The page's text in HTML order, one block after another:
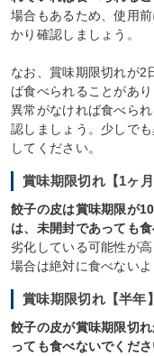
場合もあるため、使用
かり確認しましょう。
なお、賞味期限切れが2
ば食べられることがあ
異常がなければ食べら
認しましょう。少しで
してください。
賞味期限切れ【1ヶ
餃子の皮は賞味期限が
は、未開封であっても食
劣化している可能性が
場合は絶対に食べないよ
賞味期限切れ【半年
餃子の皮が賞味期限切
っても食べないでくださ